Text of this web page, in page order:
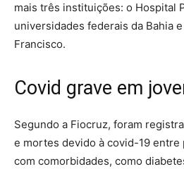
mais três instituições: o Hospital
universidades federais da Bahia
Francisco.
Covid grave em
Segundo a Fiocruz, foram
e mortes devido à covid-19 entre
com comorbidades, como